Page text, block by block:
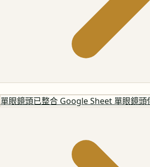
單眼鏡頭已整合 Google Sheet 單眼鏡頭